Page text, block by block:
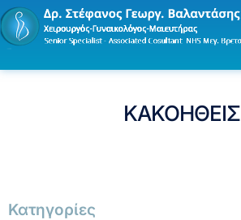
ΚΑΚΟΗΘΕΙΣ
Κατηγορίες